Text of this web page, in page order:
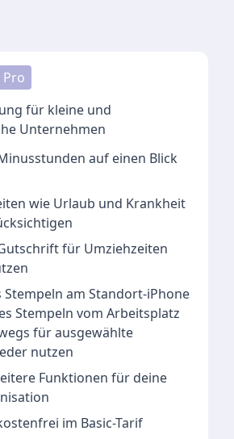
für kleine und
Unternehmen
auf einen Blick
wie Urlaub und Krankheit
für Umziehzeiten
Stempeln am Standort-iPhone
Stempeln vom Arbeitsplatz
für ausgewählte
nutzen
Funktionen für deine
im Basic-Tarif